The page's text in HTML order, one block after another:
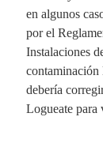
ok
en algunos
por el
Instalaciones
contaminación
debería
Logueate para